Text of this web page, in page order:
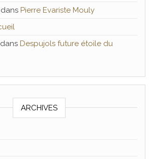
dans Pierre Evariste Mouly
dans Despujols future étoile du
ARCHIVES